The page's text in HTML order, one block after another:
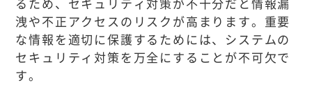
洩や不正アクセスのリスクが高まります。重要
な情報を適切に保護するためには、システムの
セキュリティ対策を万全にすることが不可欠で
す。